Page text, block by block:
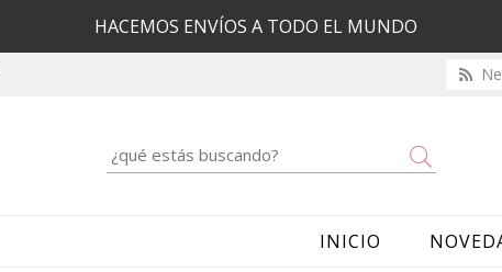
HACEMOS ENVÍOS A TODO EL MUNDO
INICIO